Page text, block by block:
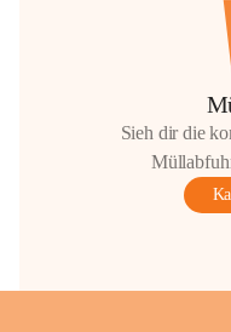
Sieh dir die